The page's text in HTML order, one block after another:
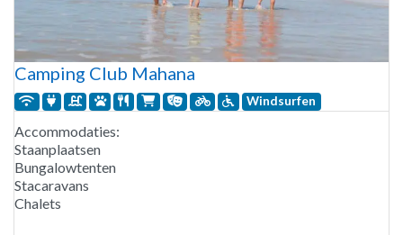
Camping Club Mahana
Windsurfen
Accommodaties:
Staanplaatsen
Bungalowtenten
Stacaravans
Chalets